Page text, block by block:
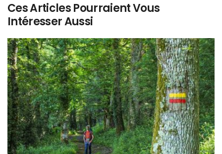
Ces Articles Pourraient Vous
Intéresser Aussi